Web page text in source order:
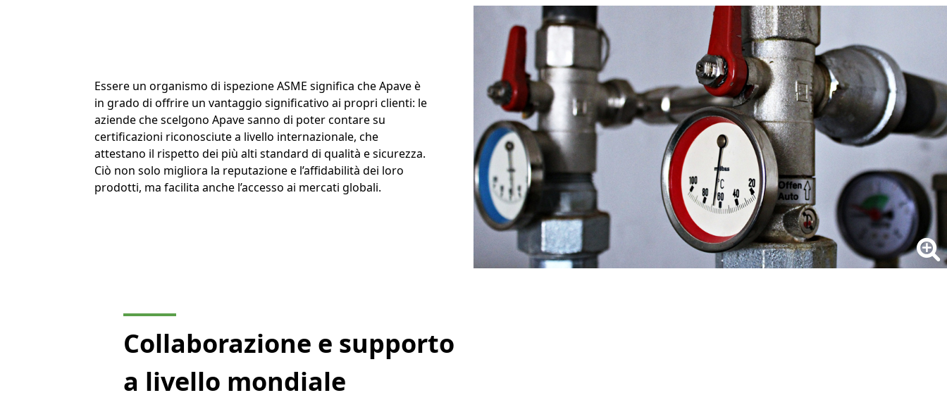
Essere un organismo di ispezione ASME significa che Apave è
in grado di offrire un vantaggio significativo ai propri clienti: le
aziende che scelgono Apave sanno di poter contare su
certificazioni riconosciute a livello internazionale, che
attestano il rispetto dei più alti standard di qualità e sicurezza.
Ciò non solo migliora la reputazione e l’affidabilità dei loro
prodotti, ma facilita anche l’accesso ai mercati globali.
Collaborazione e supporto
a livello mondiale